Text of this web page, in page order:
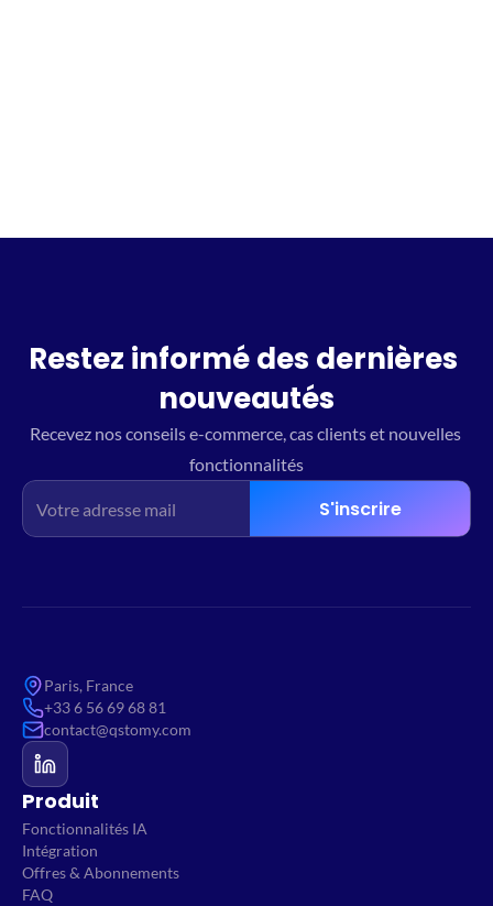
Restez informé des dernières
nouveautés
Recevez nos conseils e-commerce, cas clients et nouvelles
fonctionnalités
S'inscrire
Paris, France
+33 6 56 69 68 81
contact@qstomy.com
Produit
Fonctionnalités IA
Intégration
Offres & Abonnements
FAQ